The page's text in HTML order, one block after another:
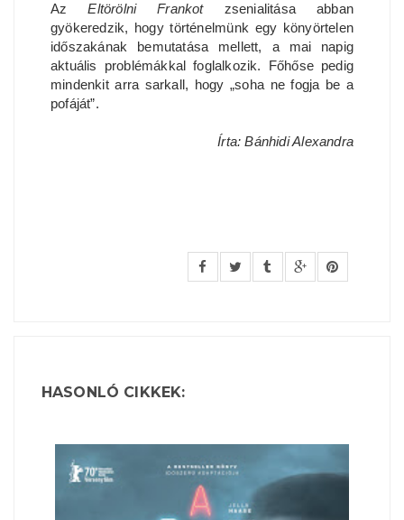
AzEltörölni Frankot zsenialitása abban
gyökeredzik, hogy történelmünk egy könyörtelen
időszakának bemutatása mellett, a mai napig
aktuális problémákkal foglalkozik. Főhőse pedig
mindenkit arra sarkall, hogy „soha ne fogja be a
pofáját”.
Írta: Bánhidi Alexandra
HASONLÓ CIKKEK: